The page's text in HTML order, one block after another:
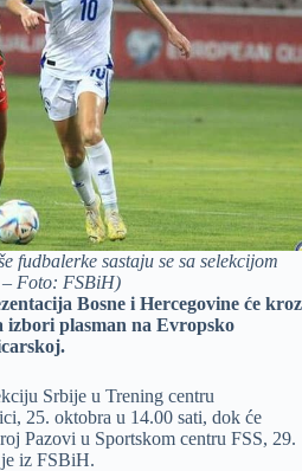
fudbalerke sastaju se sa selekcijom
Foto: FSBiH)
Bosne i Hercegovine će kroz
izbori plasman na Evropsko
Srbije u Trening centru
25. oktobra u 14.00 sati, dok će
Pazovi u Sportskom centru FSS, 29.
iz FSBiH.